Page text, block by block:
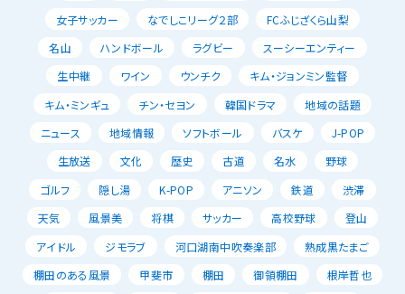
女子サッカー
なでしこリーグ２部
FCふじざくら山梨
名山
ハンドボール ラグビー
スーシーエンティー
生中継
ワイン ウンチク
キム・ジョンミン監督
キム・ミンギュ
チン・セヨン 韓国ドラマ
地域の話題
ニュース
地域情報 ソフトボール バスケ
J-POP
生放送
文化 歴史 古道 名水
野球
ゴルフ
隠し湯 K-POP アニソン 鉄道
渋滞
天気
風景美 将棋 サッカー 高校野球
登山
アイドル
ジモラブ 河口湖南中吹奏楽部
熟成黒たまご
棚田のある風景
甲斐市 棚田 御領棚田
根岸哲也